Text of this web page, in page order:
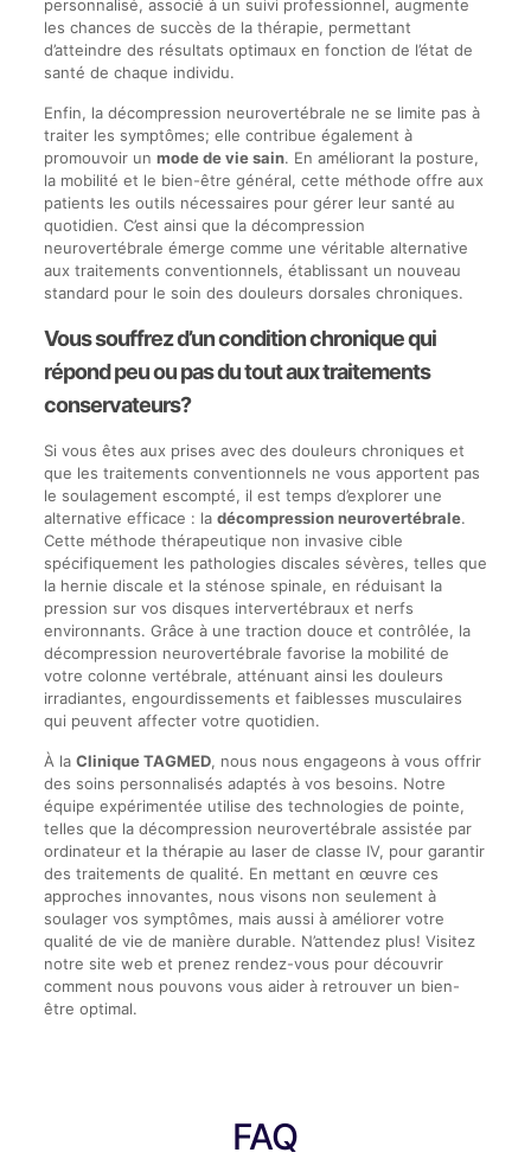
personnalisé, associé à un suivi professionnel, augmente
les chances de succès de la thérapie, permettant
d’atteindre des résultats optimaux en fonction de l’état de
santé de chaque individu.
Enfin, la décompression neurovertébrale ne se limite pas à
traiter les symptômes; elle contribue également à
promouvoir un mode de vie sain. En améliorant la posture,
la mobilité et le bien-être général, cette méthode offre aux
patients les outils nécessaires pour gérer leur santé au
quotidien. C’est ainsi que la décompression
neurovertébrale émerge comme une véritable alternative
aux traitements conventionnels, établissant un nouveau
standard pour le soin des douleurs dorsales chroniques.
Vous souffrez d’un condition chronique qui
répond peu ou pas du tout aux traitements
conservateurs?
Si vous êtes aux prises avec des douleurs chroniques et
que les traitements conventionnels ne vous apportent pas
le soulagement escompté, il est temps d’explorer une
alternative efficace : la décompression neurovertébrale.
Cette méthode thérapeutique non invasive cible
spécifiquement les pathologies discales sévères, telles que
la hernie discale et la sténose spinale, en réduisant la
pression sur vos disques intervertébraux et nerfs
environnants. Grâce à une traction douce et contrôlée, la
décompression neurovertébrale favorise la mobilité de
votre colonne vertébrale, atténuant ainsi les douleurs
irradiantes, engourdissements et faiblesses musculaires
qui peuvent affecter votre quotidien.
À la Clinique TAGMED, nous nous engageons à vous offrir
des soins personnalisés adaptés à vos besoins. Notre
équipe expérimentée utilise des technologies de pointe,
telles que la décompression neurovertébrale assistée par
ordinateur et la thérapie au laser de classe IV, pour garantir
des traitements de qualité. En mettant en œuvre ces
approches innovantes, nous visons non seulement à
soulager vos symptômes, mais aussi à améliorer votre
qualité de vie de manière durable. N’attendez plus! Visitez
notre site web et prenez rendez-vous pour découvrir
comment nous pouvons vous aider à retrouver un bien-
être optimal.
FAQ